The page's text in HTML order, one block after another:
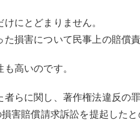
にとどまりません。
損害について民事上の賠償
高いのです。
らに関し、著作権法違反の
害賠償請求訴訟を提起したと